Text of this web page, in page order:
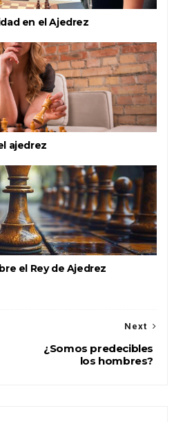
en el Ajedrez
ajedrez
el Rey de Ajedrez
Next
¿Somos predecibles
los hombres?